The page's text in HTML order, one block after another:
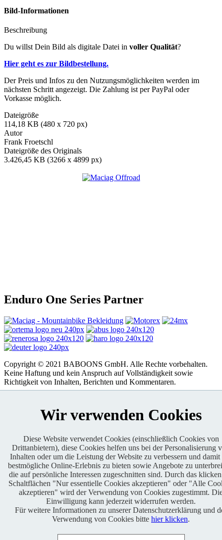
Bild-Informationen
Beschreibung
Du willst Dein Bild als digitale Datei in voller Qualität?
Hier geht es zur Bildbestellung.
Der Preis und Infos zu den Nutzungsmöglichkeiten werden im
nächsten Schritt angezeigt. Die Zahlung ist per PayPal oder
Vorkasse möglich.
Dateigröße
114,18 KB (480 x 720 px)
Autor
Frank Froetschl
Dateigröße des Originals
3.426,45 KB (3266 x 4899 px)
Enduro One Series Partner
Copyright © 2021 BABOONS GmbH. Alle Rechte vorbehalten.
Keine Haftung und kein Anspruch auf Vollständigkeit sowie
Richtigkeit von Inhalten, Berichten und Kommentaren.
BABOONS| Admin
Wir verwenden Cookies
Diese Website verwendet Cookies (einschließlich Cookies von
Drittanbietern), diese Cookies helfen uns bei der Personalisierung
Inhalten oder um die Leistung der Website zu verbessern und damit
bestmögliche Online-Erlebnis zu bieten sowie Angebote zu
die auf persönliche Interessen zugeschnitten sind. Durch das
Schaltflächen "Nur essentielle Cookies akzeptieren" oder "Alle
akzeptieren" wird der Verwendung von Cookies zugestimmt.
Einwilligung kann jederzeit widerrufen werden.
Für weitere Informationen zu unserer Datenschutzerklärung und
Verwendung von Cookies bitte hier klicken.